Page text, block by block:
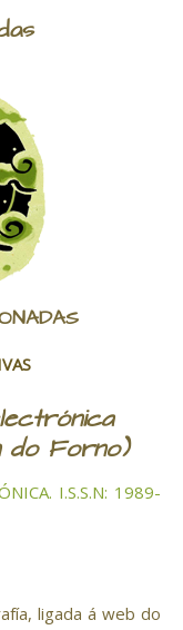
do Forno)
I.S.S.N: 1989-
ligada á web do